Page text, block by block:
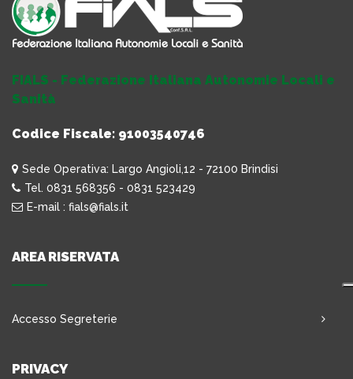
FIALS - Federazione Italiana Autonomie Locali e
Sanità
Codice Fiscale: 91003540746
Sede Operativa: Largo Angioli,12 - 72100 Brindisi
Tel. 0831 568356 - 0831 523429
E-mail : fials@fials.it
AREA RISERVATA
Accesso Segreterie
PRIVACY